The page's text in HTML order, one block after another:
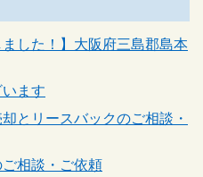
ました！】大阪府三島郡島本
ます
とリースバックのご相談・
相談・ご依頼